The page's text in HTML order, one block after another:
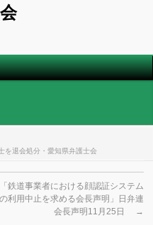
退会処分・愛知県弁護士会
「鉄道事業者における顔認証システム
の利用中止を求める会長声明」日弁連
会長声明11月25日
→